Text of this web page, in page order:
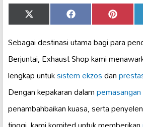
Share
on
X
(Twitter)
Share
on
Facebook Share
on
Pinterest
Sebagai destinasi utama bagi para
Berjuntai, Exhaust Shop kami
lengkap untuksistem ekzosdan
Dengan kepakaran dalam
penambahbaikan kuasa, serta